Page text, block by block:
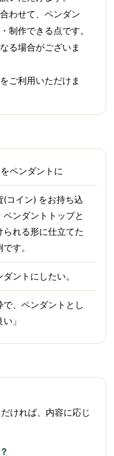
わせて、ペンダン
制作できる点です。
る場合がございま
ご利用いただけま
ペンダントに
(コイン) をお持ち込
ペンダントトップと
られる形に仕立てた
す。
ダントにしたい。
で、ペンダントとし
」
ければ、内容に応じ